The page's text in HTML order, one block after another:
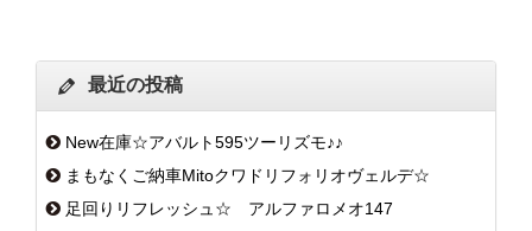
最近の投稿
New在庫☆アバルト595ツーリズモ♪♪
まもなくご納車Mitoクワドリフォリオヴェルデ☆
足回りリフレッシュ☆ アルファロメオ147